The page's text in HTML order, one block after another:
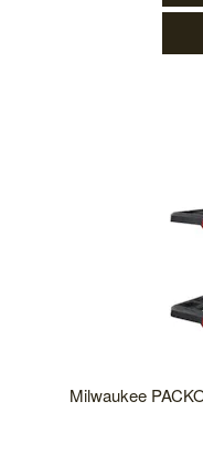
Milwaukee